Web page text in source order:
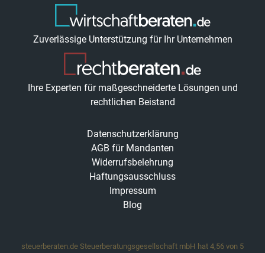
Zuverlässige Unterstützung für Ihr Unternehmen
Ihre Experten für maßgeschneiderte Lösungen und
rechtlichen Beistand
Datenschutzerklärung
AGB für Mandanten
Widerrufsbelehrung
Haftungsausschluss
Impressum
Blog
steuerberaten.de Steuerberatungsgesellschaft mbH hat 4,56 von 5